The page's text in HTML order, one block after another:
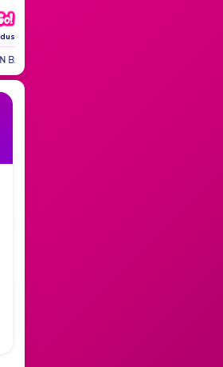
AVEC MES LÈVRES, SENTIR…